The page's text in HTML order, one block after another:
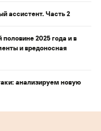
ассистент. Часть 2
2025 года и в
и вредоносная
анализируем новую